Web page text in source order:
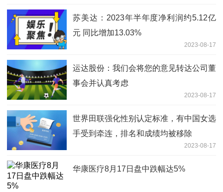
苏美达：2023年半年度净利润约5.12亿
元 同比增加13.03%
2023-08-17
运达股份：我们会将您的意见转达公司董
事会并认真考虑
2023-08-17
世界田联强化性别认定标准，有中国女选
手受到牵连，排名和成绩均被移除
2023-08-17
华康医疗8月17日盘中跌幅达5%